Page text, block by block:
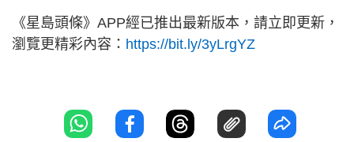
《星島頭條》APP經已推出最新版本，請立即更新，
瀏覽更精彩內容： https://bit.ly/3yLrgYZ